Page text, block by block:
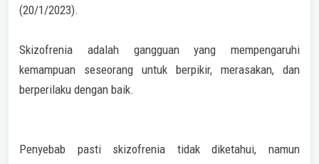
(20/1/2023).
Skizofrenia adalah gangguan yang mempengaruhi
kemampuan seseorang untuk berpikir, merasakan, dan
berperilaku dengan baik.
Penyebab pasti skizofrenia tidak diketahui, namun